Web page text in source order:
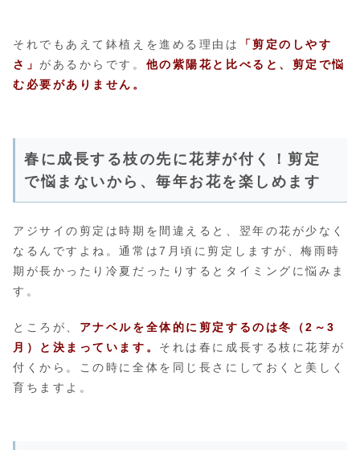
それでもあえて鉢植えを進める理由は
「剪定のしやす
さ」 があるからです。 他の紫陽花と比べると、剪定で悩
む必要がありません。
春に成長する枝の先に花芽が付く！剪定
で悩まないから、毎年お花を楽しめます
アジサイの剪定は時期を間違えると、翌年の花が少なく
なるんですよね。通常は7月頃に剪定しますが、梅雨時
期が長かったり冷夏だったりするとタイミングに悩みま
す。
ところが、 アナベルを全体的に剪定するのは冬（2～3
月）と決まっています。 それは春に成長する枝に花芽が
付くから。この時に全体を同じ長さにしておくと美しく
育ちますよ。